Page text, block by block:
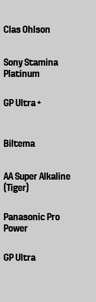
Clas Ohlson
Sony Stamina
Platinum
GP Ultra +
Biltema
AA Super Alkaline
(Tiger)
Panasonic Pro
Power
GP Ultra